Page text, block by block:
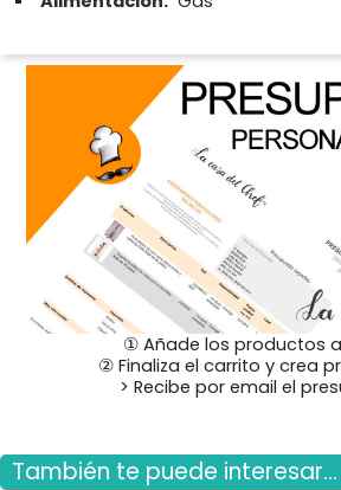
① Añade los productos
② Finaliza el carrito y crea
> Recibe por email el
También te puede interesar...